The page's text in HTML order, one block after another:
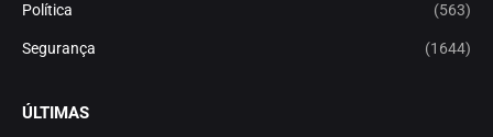
Política (563)
Segurança (1644)
ÚLTIMAS